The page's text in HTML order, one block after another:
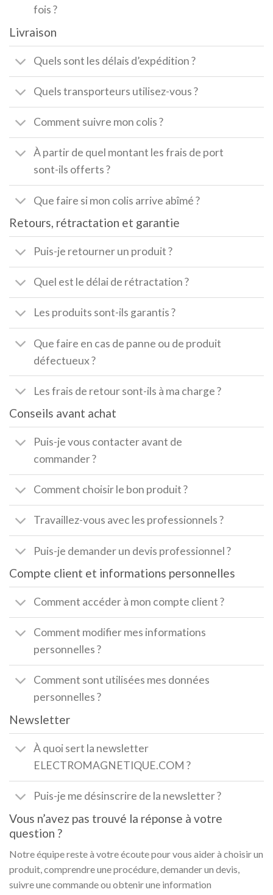
fois ?
Livraison
Quels sont les délais d’expédition ?
Quels transporteurs utilisez-vous ?
Comment suivre mon colis ?
À partir de quel montant les frais de port
sont-ils offerts ?
Que faire si mon colis arrive abîmé ?
Retours, rétractation et garantie
Puis-je retourner un produit ?
Quel est le délai de rétractation ?
Les produits sont-ils garantis ?
Que faire en cas de panne ou de produit
défectueux ?
Les frais de retour sont-ils à ma charge ?
Conseils avant achat
Puis-je vous contacter avant de
commander ?
Comment choisir le bon produit ?
Travaillez-vous avec les professionnels ?
Puis-je demander un devis professionnel ?
Compte client et informations personnelles
Comment accéder à mon compte client ?
Comment modifier mes informations
personnelles ?
Comment sont utilisées mes données
personnelles ?
Newsletter
À quoi sert la newsletter
ELECTROMAGNETIQUE.COM ?
Puis-je me désinscrire de la newsletter ?
Vous n’avez pas trouvé la réponse à votre
question ?
Notre équipe reste à votre écoute pour vous aider à choisir un
produit, comprendre une procédure, demander un devis,
suivre une commande ou obtenir une information